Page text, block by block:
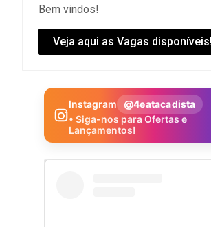
Bem vindos!
Veja aqui as Vagas disponíveis!
Instagram
@4eatacadista
• Siga-nos para Ofertas e
Lançamentos!